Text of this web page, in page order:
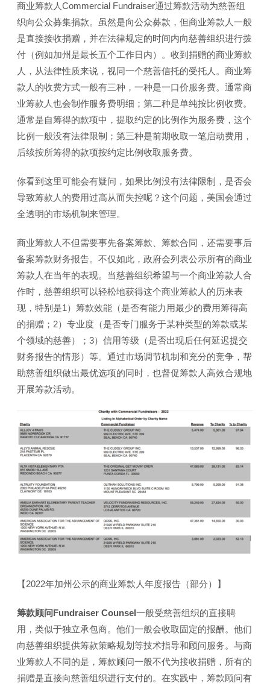
商业筹款人Commercial Fundraiser通过筹款活动为慈善组
织向公众募集捐款。虽然是向公众募款，但商业筹款人一般
是直接接收捐赠，并在法律规定的时间内向慈善组织进行拨
付（例如加州是最长五个工作日内）。收到捐赠的商业筹款
人，从法律性质来说，视同一个慈善信托的受托人。商业筹
款人的收费方式一般有三种，一种是一口价服务费。通常商
业筹款人也会制作服务费明细；第二种是单纯按比例收费。
通常是自筹得的款项中，提取约定的比例作为服务费，这个
比例一般没有法律限制；第三种是前期收取一笔启动费用，
后续按所筹得的款项按约定比例收取服务费。
你看到这里可能会有疑问，如果比例没有法律限制，是否会
导致筹款人的费用过高从而失控呢？这个问题，美国会通过
全透明的市场机制来管理。
商业筹款人不但需要事先备案筹款、筹款合同，还需要事后
备案筹款财务报告。不仅如此，政府会列表公示所有的商业
筹款人在当年的表现。当慈善组织希望与一个商业筹款人合
作时，慈善组织可以轻松地获得这个商业筹款人的历来表
现，特别是1）筹款效能（是否有能力用最少的费用筹得高
的捐赠；2）专业度（是否专门服务于某种类型的筹款或某
个领域的慈善）；3）信用等级（是否出现后任何延迟提交
财务报告的情形）等。通过市场调节机制和充分的竞争，帮
助慈善组织做出最优选项的同时，也督促筹款人高效合规地
开展筹款活动。
【2022年加州公示的商业筹款人年度报告（部分）】
筹款顾问Fundraiser Counsel一般受慈善组织的直接聘
用，类似于独立承包商。他们一般会收取固定的报酬。他们
向慈善组织提供筹款策略规划等技术指导和顾问服务。与商
业筹款人不同的是，筹款顾问一般不代为接收捐赠，所有的
捐赠是直接向慈善组织进行支付的。在实践中，筹款顾问有